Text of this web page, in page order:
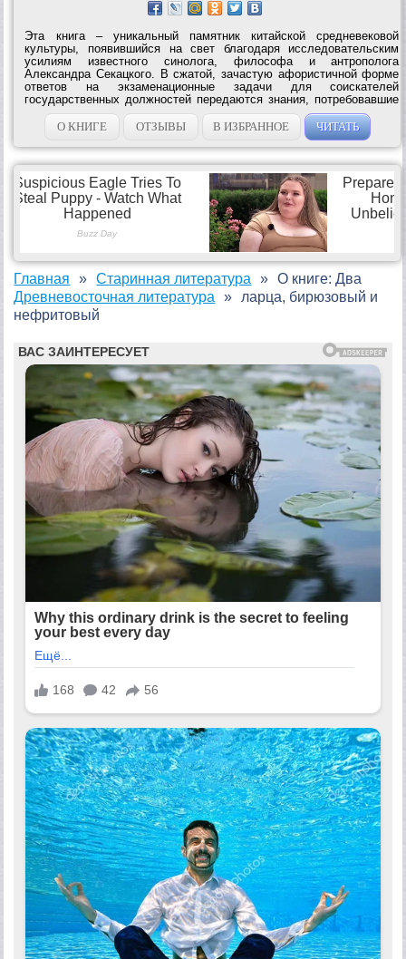
Эта книга – уникальный памятник китайской средневековой
культуры, появившийся на свет благодаря исследовательским
усилиям известного синолога, философа и антрополога
Александра Секацкого. В сжатой, зачастую афористичной форме
ответов на экзаменационные задачи для соискателей
государственных должностей передаются знания, потребовавшие
от европейской метафизики многих томов. Изящество изложения и
своеобразный юмор,...
О КНИГЕ ОТЗЫВЫ В ИЗБРАННОЕ ЧИТАТЬ
Главная
Старинная литература
Древневосточная литература
О книге: Два
ларца, бирюзовый и
нефритовый